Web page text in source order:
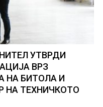
УТВРДИ
ВРЗ
НА БИТОЛА И
НА ТЕХНИЧКОТО